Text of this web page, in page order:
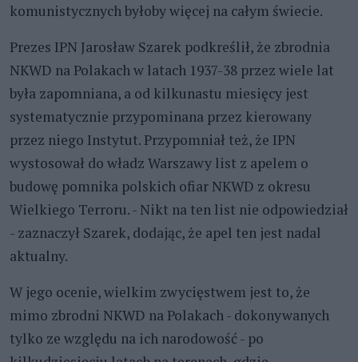
komunistycznych byłoby więcej na całym świecie.
Prezes IPN Jarosław Szarek podkreślił, że zbrodnia
NKWD na Polakach w latach 1937-38 przez wiele lat
była zapomniana, a od kilkunastu miesięcy jest
systematycznie przypominana przez kierowany
przez niego Instytut. Przypomniał też, że IPN
wystosował do władz Warszawy list z apelem o
budowę pomnika polskich ofiar NKWD z okresu
Wielkiego Terroru. - Nikt na ten list nie odpowiedział
- zaznaczył Szarek, dodając, że apel ten jest nadal
aktualny.
W jego ocenie, wielkim zwycięstwem jest to, że
mimo zbrodni NKWD na Polakach - dokonywanych
tylko ze względu na ich narodowość - po